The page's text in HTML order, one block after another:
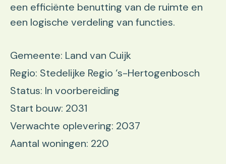
een efficiënte benutting van de ruimte en
een logische verdeling van functies.
Gemeente: Land van Cuijk
Regio: Stedelijke Regio ‘s-Hertogenbosch
Status: In voorbereiding
Start bouw: 2031
Verwachte oplevering: 2037
Aantal woningen: 220